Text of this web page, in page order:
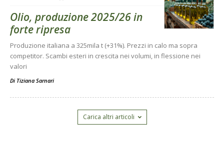
Olio, produzione 2025/26 in
forte ripresa
Produzione italiana a 325mila t (+31%). Prezzi in calo ma sopra
competitor. Scambi esteri in crescita nei volumi, in flessione nei
valori
Di Tiziana Sarnari
Carica altri articoli